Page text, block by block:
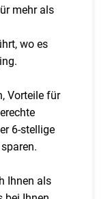
mehr als
wo es
Vorteile für
6-stellige
Ihnen als